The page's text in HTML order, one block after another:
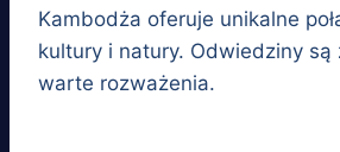
Kambodża oferuje unikalne
kultury i natury. Odwiedziny są
warte rozważenia.